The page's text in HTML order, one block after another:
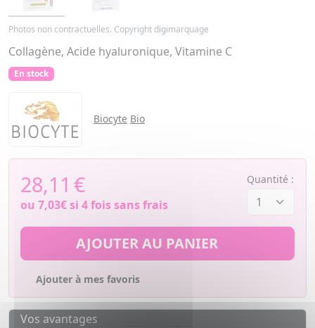
Photos non contractuelles. Copyright digimarquage
Collagène, Acide hyaluronique, Vitamine C
En stock
Biocyte Bio
28,11 €
ou 7,03€si 4 fois sans frais
Quantité :
AJOUTER AU PANIER
Ajouter à mes favoris
Vos avantages